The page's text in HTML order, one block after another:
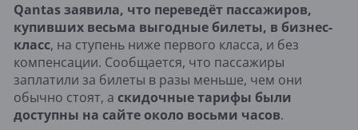
Qantas заявила, что переведёт пассажиров,
купивших весьма выгодные билеты, в бизнес-
класс, на ступень ниже первого класса, и без
компенсации. Сообщается, что пассажиры
заплатили за билеты в разы меньше, чем они
обычно стоят, а скидочные тарифы были
доступны на сайте около восьми часов.